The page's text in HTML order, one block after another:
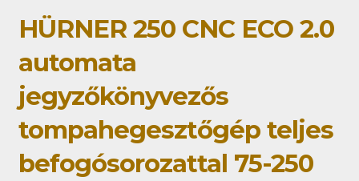
HÜRNER 250 CNC ECO 2.0
automata
jegyzőkönyvezős
tompahegesztőgép teljes
befogósorozattal 75-250